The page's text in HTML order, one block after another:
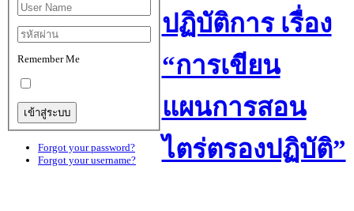
Remember Me
Forgot your password?
Forgot your username?
ปฏิบัติการ เรื่อง
“การเขียน
แผนการสอน
ไตร่ตรองปฏิบัติ”